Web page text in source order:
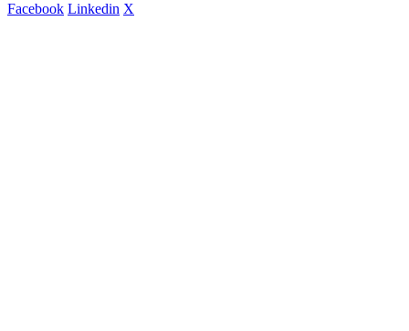
Facebook Linkedin X